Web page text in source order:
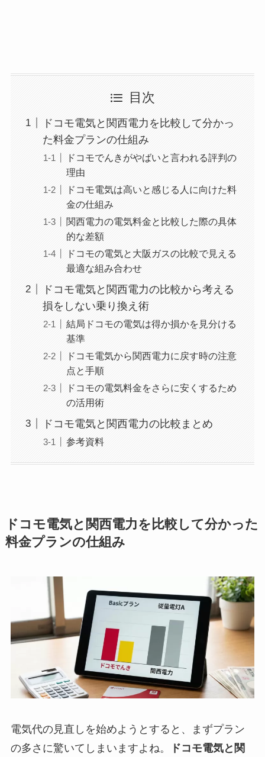
目次
ドコモ電気と関西電力を比較して分かっ
た料金プランの仕組み
ドコモでんきがやばいと言われる評判の
理由
ドコモ電気は高いと感じる人に向けた料
金の仕組み
関西電力の電気料金と比較した際の具体
的な差額
ドコモの電気と大阪ガスの比較で見える
最適な組み合わせ
ドコモ電気と関西電力の比較から考える
損をしない乗り換え術
結局ドコモの電気は得か損かを見分ける
基準
ドコモ電気から関西電力に戻す時の注意
点と手順
ドコモの電気料金をさらに安くするため
の活用術
ドコモ電気と関西電力の比較まとめ
参考資料
ドコモ電気と関西電力を比較して分かった
料金プランの仕組み
電気代の見直しを始めようとすると、まずプラン
の多さに驚いてしまいますよね。
ドコモ電気と関